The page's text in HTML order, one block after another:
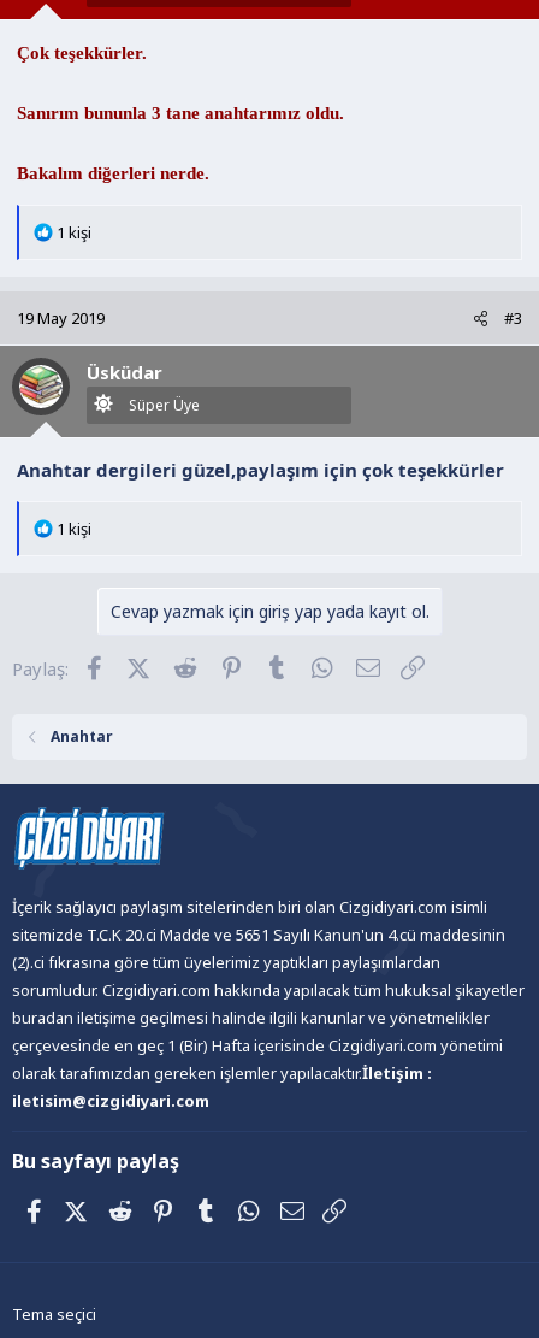
Çok teşekkürler.
Sanırım bununla 3 tane anahtarımız oldu.
Bakalım diğerleri nerde.
T
i
l
e
r
1 kişi
19 May 2019 #3
Üsküdar
Süper Üye
Anahtar dergileri güzel,paylaşım için çok teşekkürler
T
e
1 kişi
Cevap yazmak için giriş yap yada kayıt ol.
Paylaş: FacebookX (Twitter)
Reddit Pinterest
Tumblr WhatsApp
E-posta
Anahtar
İçerik sağlayıcı paylaşım sitelerinden biri olan Cizgidiyari.com isimli
sitemizde T.C.K 20.ci Madde ve 5651 Sayılı Kanun'un 4.cü maddesinin
(2).ci fıkrasına göre tüm üyelerimiz yaptıkları paylaşımlardan
sorumludur. Cizgidiyari.com hakkında yapılacak tüm hukuksal şikayetler
buradan iletişime geçilmesi halinde ilgili kanunlar ve yönetmelikler
çerçevesinde en geç 1 (Bir) Hafta içerisinde Cizgidiyari.com yönetimi
olarak tarafımızdan gereken işlemler yapılacaktır.İletişim :
iletisim@cizgidiyari.com
Bu sayfayı paylaş
FacebookX (Twitter)
Reddit PinterestTumblrWhatsApp
E-posta
Tema seçici